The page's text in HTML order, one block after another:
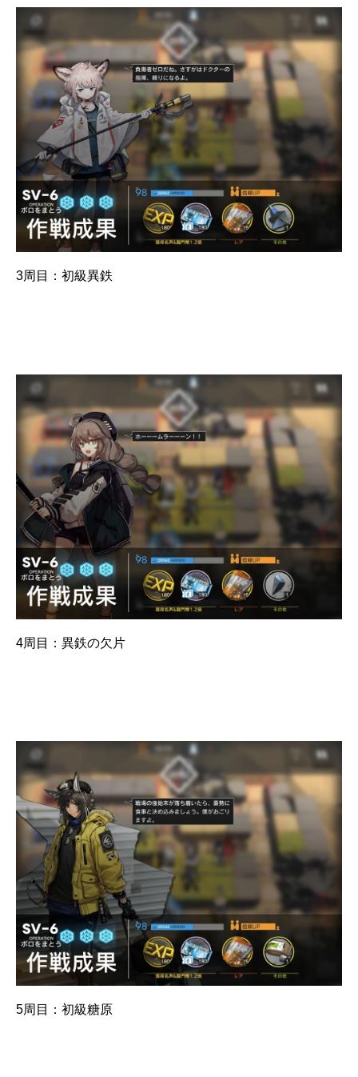
3周目：初級異鉄
4周目：異鉄の欠片
5周目：初級糖原